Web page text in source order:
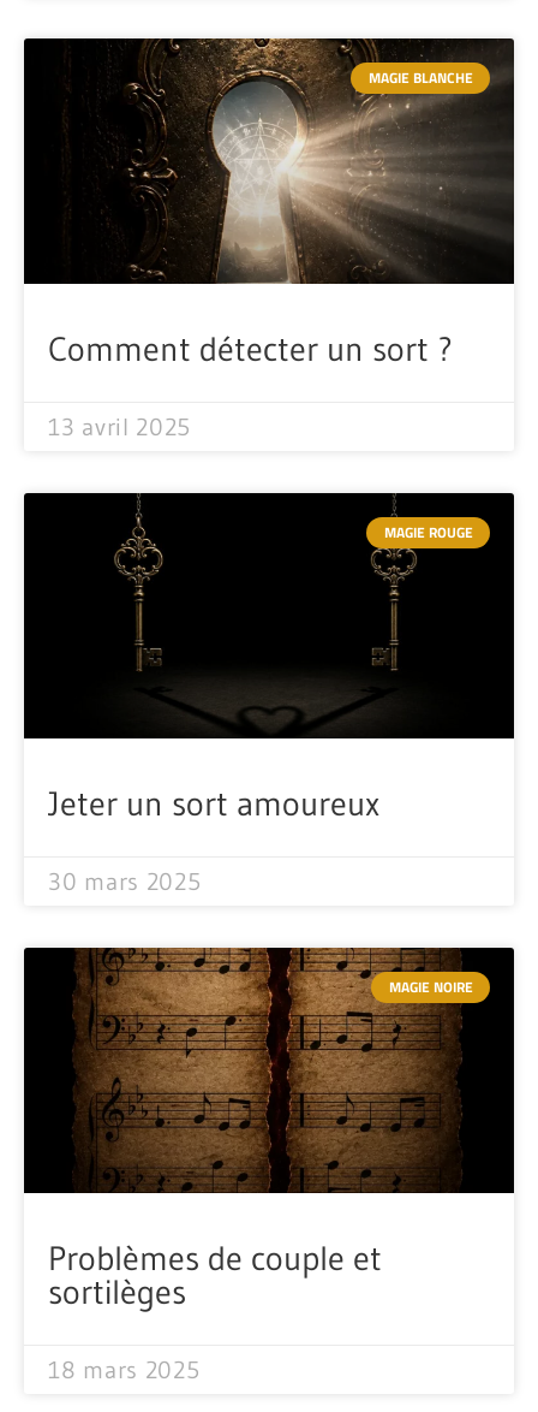
MAGIE BLANCHE
Comment détecter un sort ?
13 avril 2025
MAGIE ROUGE
Jeter un sort amoureux
30 mars 2025
MAGIE NOIRE
Problèmes de couple et
sortilèges
18 mars 2025